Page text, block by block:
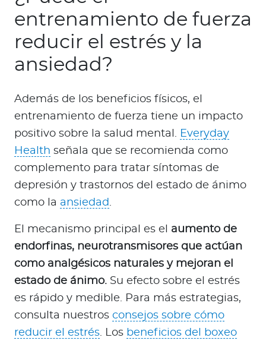
entrenamiento de fuerza
reducir el estrés y la
ansiedad?
Además de los beneficios físicos, el
entrenamiento de fuerza tiene un impacto
positivo sobre la salud mental. Everyday
Health señala que se recomienda como
complemento para tratar síntomas de
depresión y trastornos del estado de ánimo
como la ansiedad.
El mecanismo principal es el aumento de
endorfinas, neurotransmisores que actúan
como analgésicos naturales y mejoran el
estado de ánimo. Su efecto sobre el estrés
es rápido y medible. Para más estrategias,
consulta nuestros consejos sobre cómo
reducir el estrés. Los beneficios del boxeo